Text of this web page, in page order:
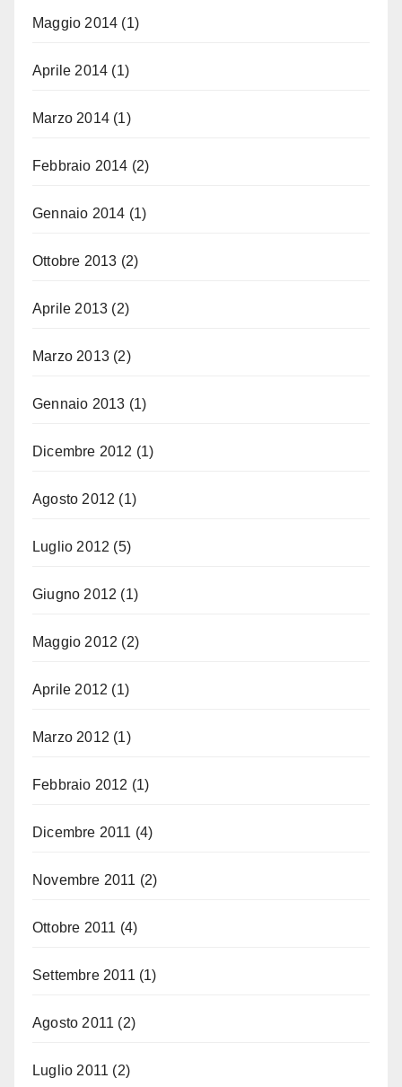
Maggio 2014 (1)
Aprile 2014 (1)
Marzo 2014 (1)
Febbraio 2014 (2)
Gennaio 2014 (1)
Ottobre 2013 (2)
Aprile 2013 (2)
Marzo 2013 (2)
Gennaio 2013 (1)
Dicembre 2012 (1)
Agosto 2012 (1)
Luglio 2012 (5)
Giugno 2012 (1)
Maggio 2012 (2)
Aprile 2012 (1)
Marzo 2012 (1)
Febbraio 2012 (1)
Dicembre 2011 (4)
Novembre 2011 (2)
Ottobre 2011 (4)
Settembre 2011 (1)
Agosto 2011 (2)
Luglio 2011 (2)